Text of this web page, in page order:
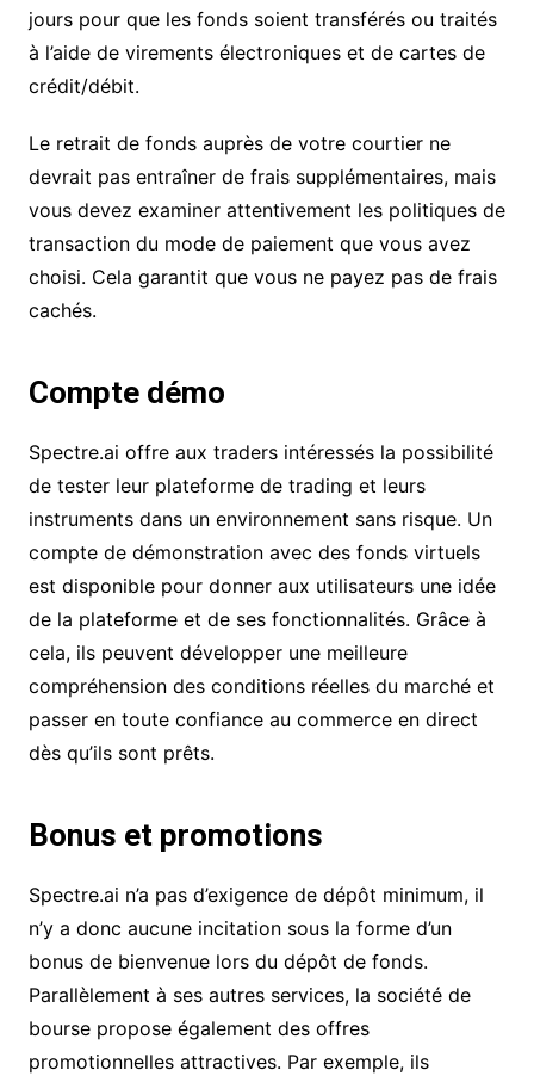
jours pour que les fonds soient transférés ou traités
à l’aide de virements électroniques et de cartes de
crédit/débit.
Le retrait de fonds auprès de votre courtier ne
devrait pas entraîner de frais supplémentaires, mais
vous devez examiner attentivement les politiques de
transaction du mode de paiement que vous avez
choisi. Cela garantit que vous ne payez pas de frais
cachés.
Compte démo
Spectre.ai offre aux traders intéressés la possibilité
de tester leur plateforme de trading et leurs
instruments dans un environnement sans risque. Un
compte de démonstration avec des fonds virtuels
est disponible pour donner aux utilisateurs une idée
de la plateforme et de ses fonctionnalités. Grâce à
cela, ils peuvent développer une meilleure
compréhension des conditions réelles du marché et
passer en toute confiance au commerce en direct
dès qu’ils sont prêts.
Bonus et promotions
Spectre.ai n’a pas d’exigence de dépôt minimum, il
n’y a donc aucune incitation sous la forme d’un
bonus de bienvenue lors du dépôt de fonds.
Parallèlement à ses autres services, la société de
bourse propose également des offres
promotionnelles attractives. Par exemple, ils